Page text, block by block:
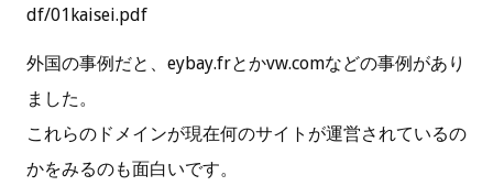
df/01kaisei.pdf
外国の事例だと、eybay.frとかvw.comなどの事例があり
ました。
これらのドメインが現在何のサイトが運営されているの
かをみるのも面白いです。